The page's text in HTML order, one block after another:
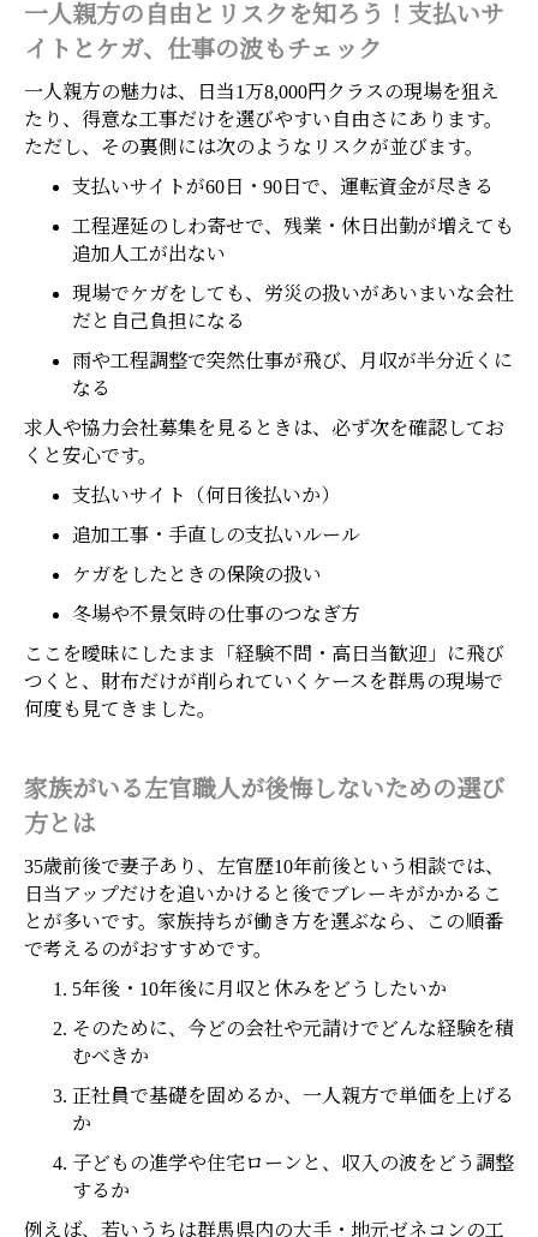
一人親方の自由とリスクを知ろう！支払いサ
イトとケガ、仕事の波もチェック
一人親方の魅力は、日当1万8,000円クラスの現場を狙え
たり、得意な工事だけを選びやすい自由さにあります。
ただし、その裏側には次のようなリスクが並びます。
支払いサイトが60日・90日で、運転資金が尽きる
工程遅延のしわ寄せで、残業・休日出勤が増えても
追加人工が出ない
現場でケガをしても、労災の扱いがあいまいな会社
だと自己負担になる
雨や工程調整で突然仕事が飛び、月収が半分近くに
なる
求人や協力会社募集を見るときは、必ず次を確認してお
くと安心です。
支払いサイト（何日後払いか）
追加工事・手直しの支払いルール
ケガをしたときの保険の扱い
冬場や不景気時の仕事のつなぎ方
ここを曖昧にしたまま「経験不問・高日当歓迎」に飛び
つくと、財布だけが削られていくケースを群馬の現場で
何度も見てきました。
家族がいる左官職人が後悔しないための選び
方とは
35歳前後で妻子あり、左官歴10年前後という相談では、
日当アップだけを追いかけると後でブレーキがかかるこ
とが多いです。家族持ちが働き方を選ぶなら、この順番
で考えるのがおすすめです。
5年後・10年後に月収と休みをどうしたいか
そのために、今どの会社や元請けでどんな経験を積
むべきか
正社員で基礎を固めるか、一人親方で単価を上げる
か
子どもの進学や住宅ローンと、収入の波をどう調整
するか
例えば、若いうちは群馬県内の大手・地元ゼネコンの工